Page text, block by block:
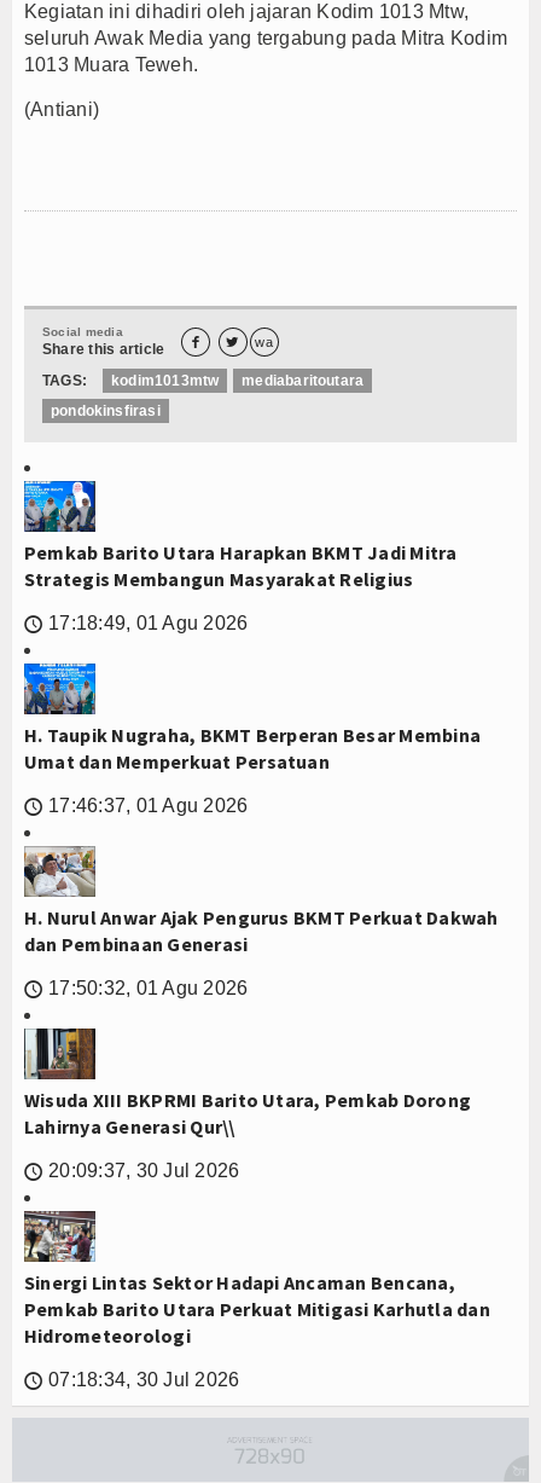
Kegiatan ini dihadiri oleh jajaran Kodim 1013 Mtw,
seluruh Awak Media yang tergabung pada Mitra Kodim
1013 Muara Teweh.
(Antiani)
Social media
Share this article   wa
TAGS: kodim1013mtw
mediabaritoutara
pondokinsfirasi
Pemkab Barito Utara Harapkan BKMT Jadi Mitra
Strategis Membangun Masyarakat Religius
🕔 17:18:49, 01 Agu 2026
H. Taupik Nugraha, BKMT Berperan Besar Membina
Umat dan Memperkuat Persatuan
🕔 17:46:37, 01 Agu 2026
H. Nurul Anwar Ajak Pengurus BKMT Perkuat Dakwah
dan Pembinaan Generasi
🕔 17:50:32, 01 Agu 2026
Wisuda XIII BKPRMI Barito Utara, Pemkab Dorong
Lahirnya Generasi Qur\\
🕔 20:09:37, 30 Jul 2026
Sinergi Lintas Sektor Hadapi Ancaman Bencana,
Pemkab Barito Utara Perkuat Mitigasi Karhutla dan
Hidrometeorologi
🕔 07:18:34, 30 Jul 2026